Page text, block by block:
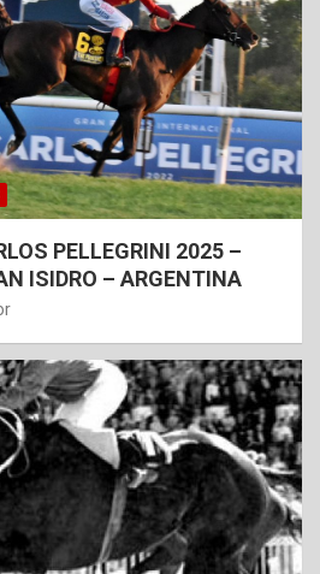
PELLEGRINI 2025 –
ISIDRO – ARGENTINA